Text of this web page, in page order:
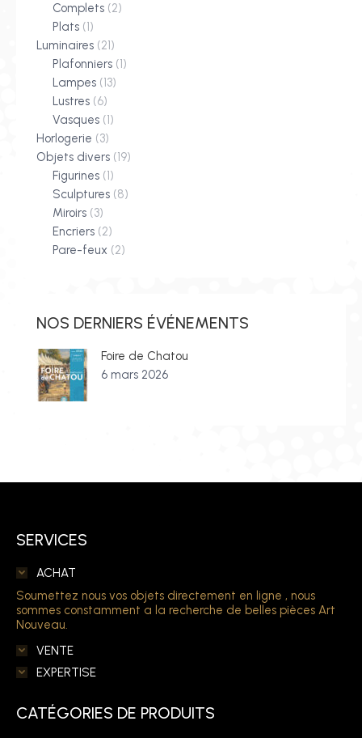
Complets (2)
Plats (1)
Luminaires (21)
Plafonniers (1)
Lampes (13)
Lustres (6)
Vasques (1)
Horlogerie (3)
Objets divers (19)
Figurines (1)
Sculptures (8)
Miroirs (3)
Encriers (2)
Pare-feux (2)
NOS DERNIERS ÉVÉNEMENTS
Foire de Chatou
6 mars 2026
SERVICES
ACHAT
Soumettez nous vos objets directement en ligne , nous
sommes constamment a la recherche de belles pièces Art
Nouveau.
VENTE
EXPERTISE
CATÉGORIES DE PRODUITS